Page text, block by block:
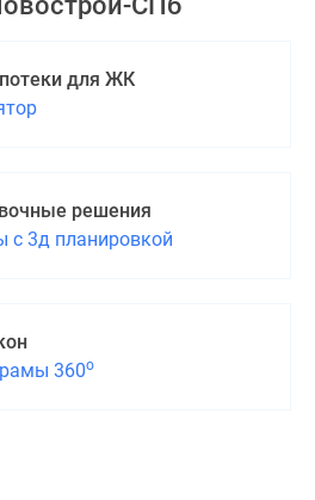
для ЖК
решения
с 3д планировкой
360о